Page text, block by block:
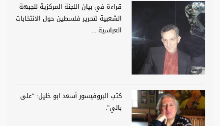
قراءة في بيان اللجنة المركزية للجبهة
الشعبية لتحرير فلسطين حول الانتخابات
العباسية ...
كتب البروفيسور أسعد ابو خليل: "على
بالي".